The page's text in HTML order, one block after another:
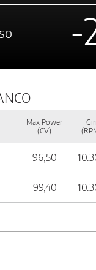
-
Max Power
(CV)
Giri
96,50
99,40